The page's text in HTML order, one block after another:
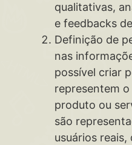
qualitativas,
e feedbacks
Definição de
nas
possível criar
representem
produto ou
são
usuários reais,